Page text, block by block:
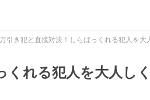
万引き犯と直接対決！しらばっくれる犯人を大
くれる犯人を大人し